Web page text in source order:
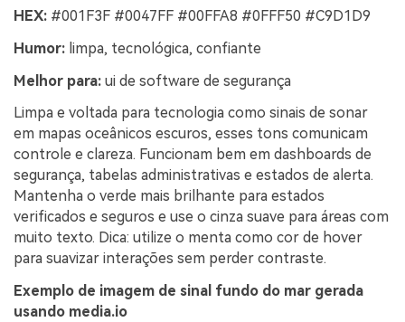
HEX: #001F3F #0047FF #00FFA8 #0FFF50 #C9D1D9
Humor: limpa, tecnológica, confiante
Melhor para: ui de software de segurança
Limpa e voltada para tecnologia como sinais de sonar
em mapas oceânicos escuros, esses tons comunicam
controle e clareza. Funcionam bem em dashboards de
segurança, tabelas administrativas e estados de alerta.
Mantenha o verde mais brilhante para estados
verificados e seguros e use o cinza suave para áreas com
muito texto. Dica: utilize o menta como cor de hover
para suavizar interações sem perder contraste.
Exemplo de imagem de sinal fundo do mar gerada
usando media.io